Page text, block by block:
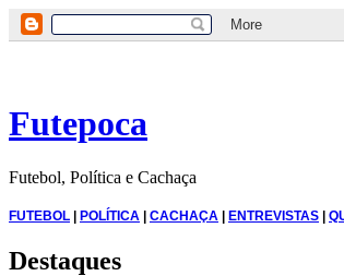
Futepoca
Futebol, Política e Cachaça
FUTEBOL | POLÍTICA | CACHAÇA | ENTREVISTAS |
Destaques